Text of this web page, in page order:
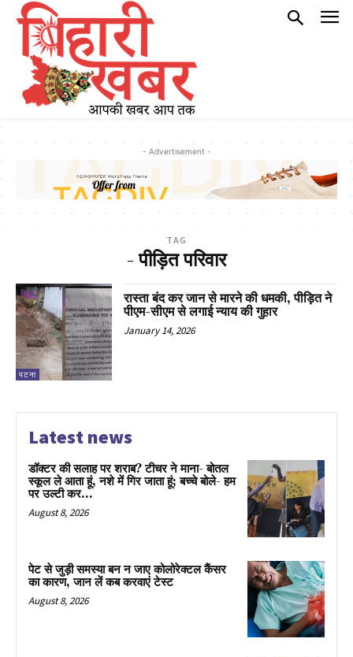
- Advertisement -
TAG
- पीड़ित परिवार
पटना
रास्ता बंद कर जान से मारने की धमकी, पीड़ित ने
पीएम-सीएम से लगाई न्याय की गुहार
January 14, 2026
Latest news
डॉक्टर की सलाह पर शराब? टीचर ने माना- बोतल
स्कूल ले आता हूं, नशे में गिर जाता हूं; बच्चे बोले- हम
पर उल्टी कर...
August 8, 2026
पेट से जुड़ी समस्या बन न जाए कोलोरेक्टल कैंसर
का कारण, जान लें कब करवाएं टेस्ट
August 8, 2026